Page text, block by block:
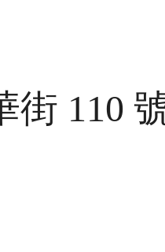
街 110